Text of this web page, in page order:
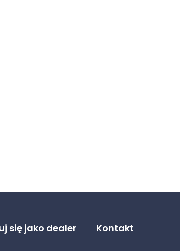
się jako dealer Kontakt